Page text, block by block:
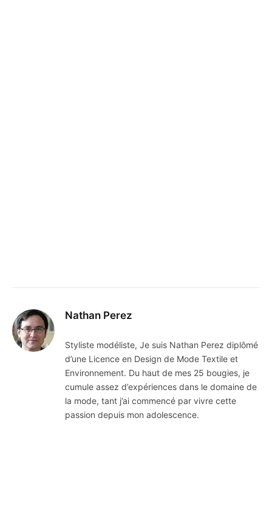
Nathan Perez
Styliste modéliste, Je suis Nathan Perez diplômé
d’une Licence en Design de Mode Textile et
Environnement. Du haut de mes 25 bougies, je
cumule assez d’expériences dans le domaine de
la mode, tant j’ai commencé par vivre cette
passion depuis mon adolescence.